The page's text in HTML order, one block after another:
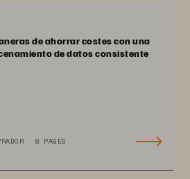
de ahorrar costes con una
de datos consistente
8 PAGES